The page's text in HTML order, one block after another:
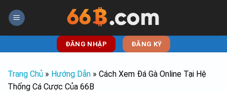
ĐĂNG NHẬP ĐĂNG KÝ
Trang Chủ » Hướng Dẫn » Cách Xem Đá Gà Online Tại Hệ
Thống Cá Cược Của 66B